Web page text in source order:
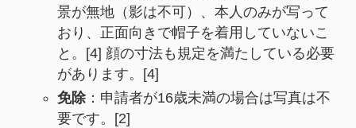
景が無地（影は不可）、本人のみが写って
おり、正面向きで帽子を着用していないこ
と。[4] 顔の寸法も規定を満たしている必要
があります。[4]
免除：申請者が16歳未満の場合は写真は不
要です。[2]